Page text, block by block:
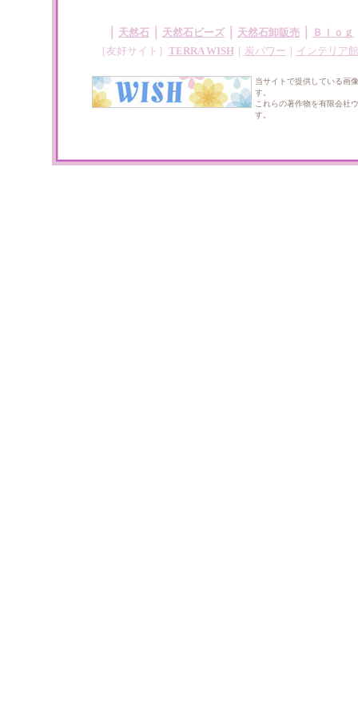
天然石 天然石ビーズ｜ 天然石卸販売 Ｂｌｏｇ
［友好サイト］ TERRA WISH｜ 炭パワー インテリア館
当サイトで提供している画
す。
これらの著作物を有限会社
す。